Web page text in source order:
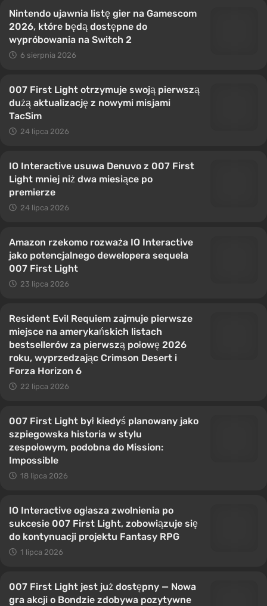
Nintendo ujawnia listę gier na Gamescom
2026, które będą dostępne do
wypróbowania na Switch 2
6 sierpnia 2026
007 First Light otrzymuje swoją pierwszą
dużą aktualizację z nowymi misjami
TacSim
24 lipca 2026
IO Interactive usuwa Denuvo z 007 First
Light mniej niż dwa miesiące po
premierze
24 lipca 2026
Amazon rzekomo rozważa IO Interactive
jako potencjalnego dewelopera sequela
007 First Light
23 lipca 2026
Resident Evil Requiem zajmuje pierwsze
miejsce na amerykańskich listach
bestsellerów za pierwszą połowę 2026
roku, wyprzedzając Crimson Desert i
Forza Horizon 6
22 lipca 2026
007 First Light był kiedyś planowany jako
szpiegowska historia w stylu
zespołowym, podobna do Mission:
Impossible
18 lipca 2026
IO Interactive ogłasza zwolnienia po
sukcesie 007 First Light, zobowiązuje się
do kontynuacji projektu Fantasy RPG
1 lipca 2026
007 First Light jest już dostępny — Nowa
gra akcji o Bondzie zdobywa pozytywne